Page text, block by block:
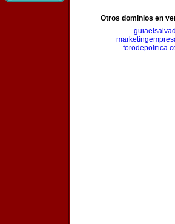
Otros dominios en